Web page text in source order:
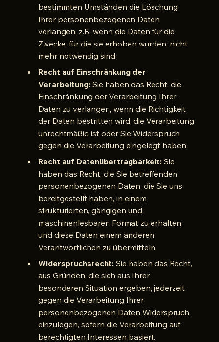
bestimmten Umständen die Löschung
Ihrer personenbezogenen Daten
verlangen, z.B. wenn die Daten für die
Zwecke, für die sie erhoben wurden, nicht
mehr notwendig sind.
Recht auf Einschränkung der
Verarbeitung: Sie haben das Recht, die
Einschränkung der Verarbeitung Ihrer
Daten zu verlangen, wenn die Richtigkeit
der Daten bestritten wird, die Verarbeitung
unrechtmäßig ist oder Sie Widerspruch
gegen die Verarbeitung eingelegt haben.
Recht auf Datenübertragbarkeit: Sie
haben das Recht, die Sie betreffenden
personenbezogenen Daten, die Sie uns
bereitgestellt haben, in einem
strukturierten, gängigen und
maschinenlesbaren Format zu erhalten
und diese Daten einem anderen
Verantwortlichen zu übermitteln.
Widerspruchsrecht: Sie haben das Recht,
aus Gründen, die sich aus Ihrer
besonderen Situation ergeben, jederzeit
gegen die Verarbeitung Ihrer
personenbezogenen Daten Widerspruch
einzulegen, sofern die Verarbeitung auf
berechtigten Interessen basiert.